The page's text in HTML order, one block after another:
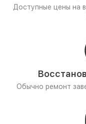
Доступные цены на
Обычно ремонт